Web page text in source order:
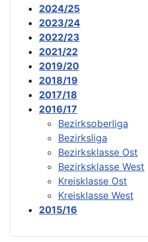
2024/25
2023/24
2022/23
2021/22
2019/20
2018/19
2017/18
2016/17
Bezirksoberliga
Bezirksliga
Bezirksklasse Ost
Bezirksklasse West
Kreisklasse Ost
Kreisklasse West
2015/16